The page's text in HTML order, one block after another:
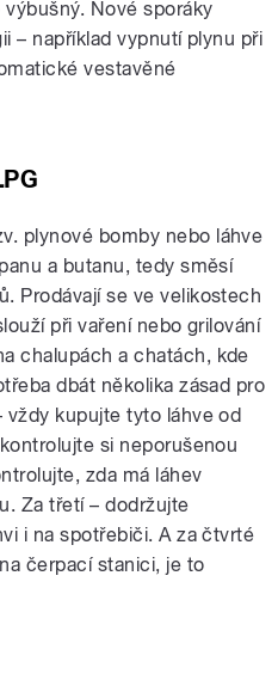
Nové sporáky
– například vypnutí plynu při
vestavěné
plynové bomby nebo láhve
a butanu, tedy směsí
Prodávají se ve velikostech
při vaření nebo grilování
chalupách a chatách, kde
dbát několika zásad pro
vždy kupujte tyto láhve od
si neporušenou
zda má láhev
Za třetí – dodržujte
i na spotřebiči. A za čtvrté
čerpací stanici, je to